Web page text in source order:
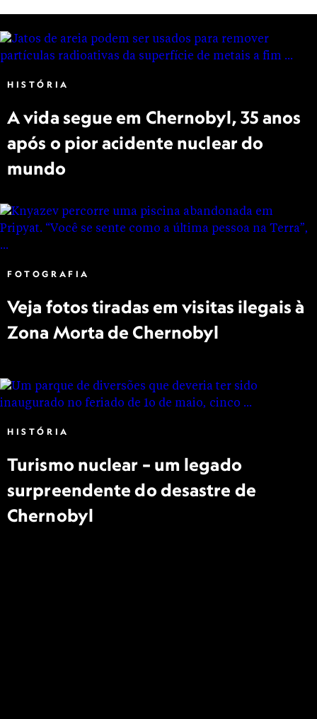
HISTÓRIA
A vida segue em Chernobyl, 35 anos
após o pior acidente nuclear do
mundo
FOTOGRAFIA
Veja fotos tiradas em visitas ilegais à
Zona Morta de Chernobyl
HISTÓRIA
Turismo nuclear – um legado
surpreendente do desastre de
Chernobyl